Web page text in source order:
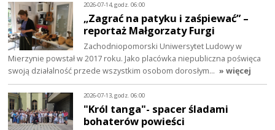
2026-07-14, godz. 06:00
„Zagrać na patyku i zaśpiewać” –
reportaż Małgorzaty Furgi
Zachodniopomorski Uniwersytet Ludowy w
Mierzynie powstał w 2017 roku. Jako placówka niepubliczna poświęca
swoją działalność przede wszystkim osobom dorosłym… » więcej
2026-07-13, godz. 06:00
"Król tanga"- spacer śladami
bohaterów powieści